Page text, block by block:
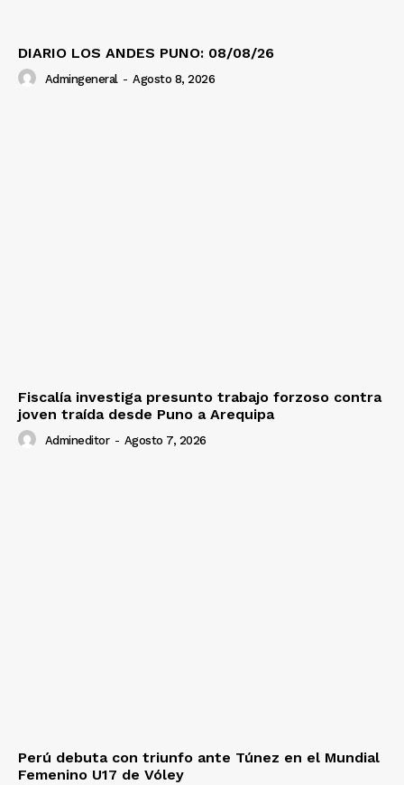
DIARIO LOS ANDES PUNO: 08/08/26
Admingeneral - Agosto 8, 2026
Fiscalía investiga presunto trabajo forzoso contra
joven traída desde Puno a Arequipa
Admineditor - Agosto 7, 2026
Perú debuta con triunfo ante Túnez en el Mundial
Femenino U17 de Vóley